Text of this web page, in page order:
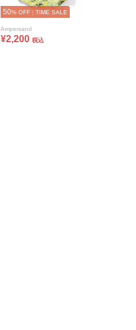
50% OFF | TIME SALE
Ampersand
¥2,200 税込